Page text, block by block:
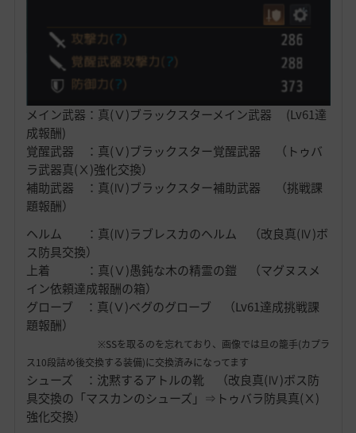
メイン武器：真(Ⅴ)ブラックスターメイン武器 (Lv61達
成報酬)
覚醒武器 ：真(Ⅴ)ブラックスター覚醒武器 （トゥバ
ラ武器真(Ⅹ)強化交換）
補助武器 ：真(Ⅳ)ブラックスター補助武器 （挑戦課
題報酬）
ヘルム ：真(Ⅳ)ラブレスカのヘルム （改良真(Ⅳ)ボ
ス防具交換）
上着 ：真(Ⅴ)愚鈍な木の精霊の鎧 （マグヌスメ
イン依頼達成報酬の箱）
グローブ ：真(Ⅴ)ベグのグローブ （Lv61達成挑戦課
題報酬）
※SSを取るのを忘れており、画像では旦の籠手(カプラ
ス10段詰め後交換する装備)に交換済みになってます
シューズ ：沈黙するアトルの靴 （改良真(Ⅳ)ボス防
具交換の「マスカンのシューズ」⇒トゥバラ防具真(Ⅹ)
強化交換）